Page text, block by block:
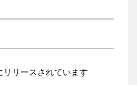
リリースされています